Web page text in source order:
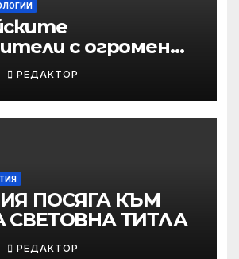
с огромен
към новия
Galaxy Z Fold8
РЕДАКТОР
ПОСЯГА КЪМ
СВЕТОВНА ТИТЛА
РЕДАКТОР